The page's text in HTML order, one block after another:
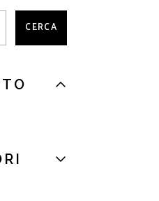
CERCA